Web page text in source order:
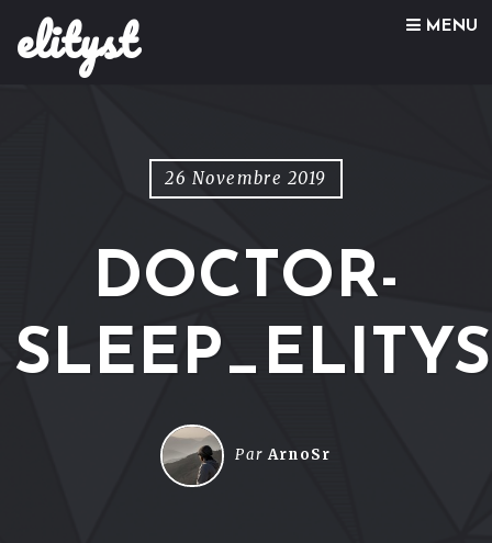
elityst MENU
Skip to content
26 Novembre 2019
DOCTOR-
ParArnoSr